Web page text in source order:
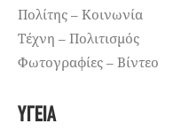
Πολίτης – Κοινωνία
Τέχνη – Πολιτισμός
Φωτογραφίες – Βίντεο
ΥΓΕΊΑ